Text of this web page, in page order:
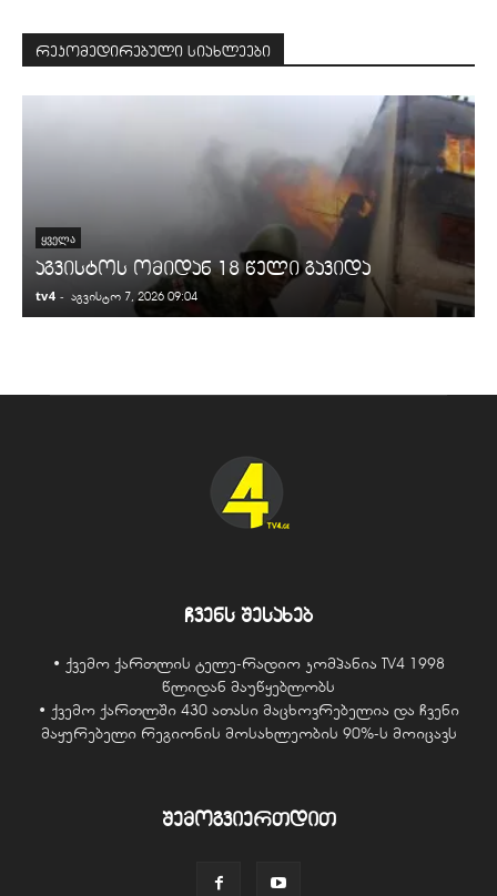
რეკომედირებული სიახლეები
ᲧᲕᲔᲚᲐ
აგვისტოს ომიდან 18 წელი გავიდა
tv4 - აგვისტო 7, 2026 09:04
ჩვენს შესახებ
• ქვემო ქართლის ტელე-რადიო კომპანია TV4 1998
წლიდან მაუწყებლობს
• ქვემო ქართლში 430 ათასი მაცხოვრებელია და ჩვენი
მაყურებელი რეგიონის მოსახლეობის 90%-ს მოიცავს
შემოგვიერთდით